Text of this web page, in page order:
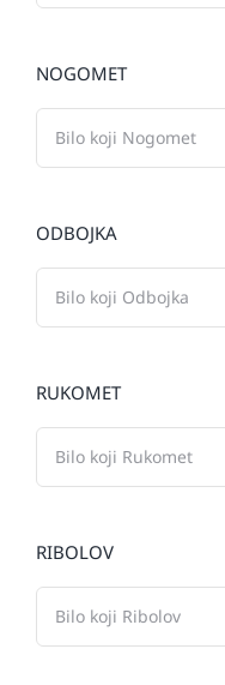
NOGOMET
ODBOJKA
RUKOMET
RIBOLOV